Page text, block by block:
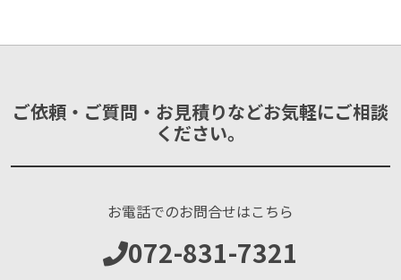
ご依頼・ご質問・お見積りなどお気軽にご相談
ください。
お電話でのお問合せはこちら
072-831-7321